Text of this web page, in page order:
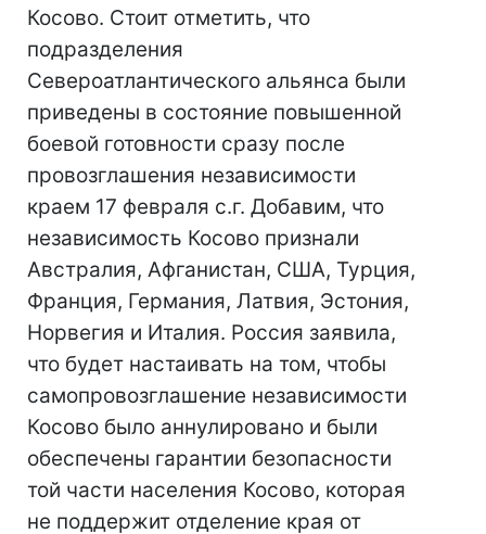
Косово. Стоит отметить, что
подразделения
Североатлантического альянса были
приведены в состояние повышенной
боевой готовности сразу после
провозглашения независимости
краем 17 февраля с.г. Добавим, что
независимость Косово признали
Австралия, Афганистан, США, Турция,
Франция, Германия, Латвия, Эстония,
Норвегия и Италия. Россия заявила,
что будет настаивать на том, чтобы
самопровозглашение независимости
Косово было аннулировано и были
обеспечены гарантии безопасности
той части населения Косово, которая
не поддержит отделение края от